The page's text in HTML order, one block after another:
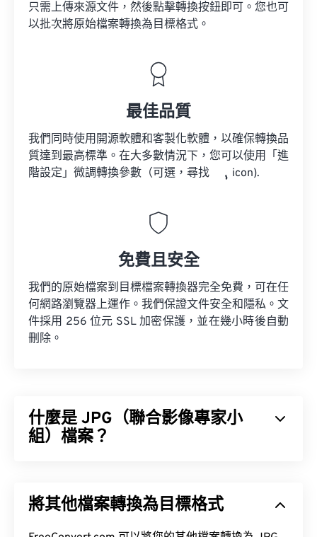
只需上傳來源文件，然後點擊轉換按鈕即可。您也可
以批次將原始檔案轉換為目標格式。
最佳品質
我們同時使用開源軟體和客製化軟體，以確保轉換品
質達到最高標準。在大多數情況下，您可以使用「進
階設定」微調轉換參數（可選，尋找
icon).
免費且安全
我們的原始檔案到目標檔案轉換器完全免費，可在任
何網路瀏覽器上運作。我們保證文件安全和隱私。文
件採用 256 位元 SSL 加密保護，並在幾小時後自動
刪除。
什麼是 JPG（聯合影像專家小
組）檔案？
廣泛使用，是因為它具有極高的壓縮率。因此，JPG
將其他檔案轉換為目標格式